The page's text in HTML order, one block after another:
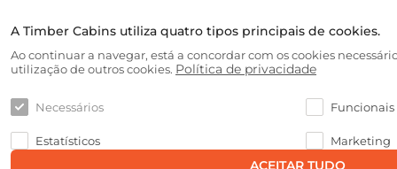
A Timber Cabins utiliza quatro tipos principais de cookies.
Ao continuar a navegar, está a concordar com os cookies
utilização de outros cookies. Política de privacidade
Necessários Funcionais
Estatísticos Marketing
ACEITAR TUDO